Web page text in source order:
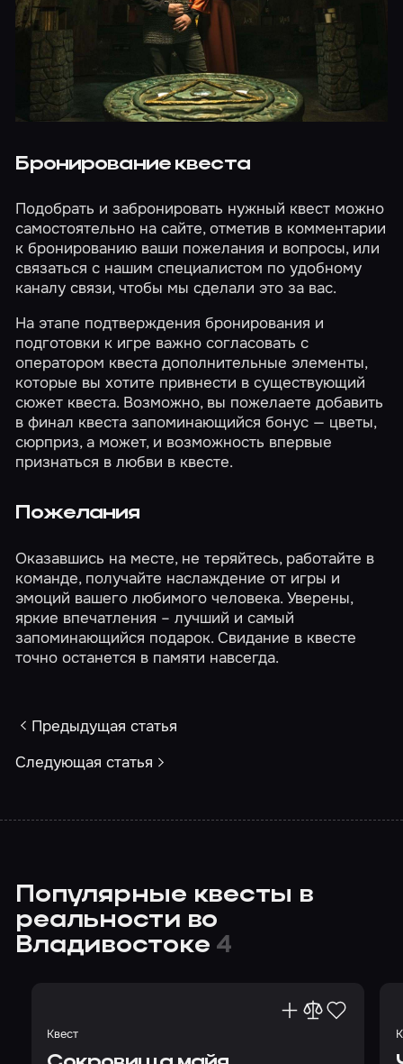
Бронирование квеста
Подобрать и забронировать нужный квест можно
самостоятельно на сайте, отметив в комментарии
к бронированию ваши пожелания и вопросы, или
связаться с нашим специалистом по удобному
каналу связи, чтобы мы сделали это за вас.
На этапе подтверждения бронирования и
подготовки к игре важно согласовать с
оператором квеста дополнительные элементы,
которые вы хотите привнести в существующий
сюжет квеста. Возможно, вы пожелаете добавить
в финал квеста запоминающийся бонус — цветы,
сюрприз, а может, и возможность впервые
признаться в любви в квесте.
Пожелания
Оказавшись на месте, не теряйтесь, работайте в
команде, получайте наслаждение от игры и
эмоций вашего любимого человека. Уверены,
яркие впечатления – лучший и самый
запоминающийся подарок. Свидание в квесте
точно останется в памяти навсегда.
Предыдущая статья
Следующая статья
Популярные квесты в
реальности во
Владивостоке 4
Квест